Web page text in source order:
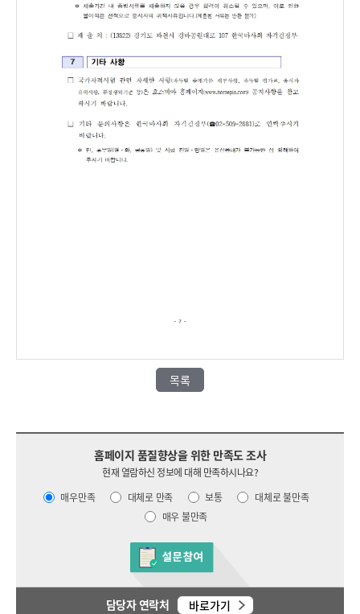
목록
홈페이지 품질향상을 위한 만족도 조사
현재 열람하신 정보에 대해 만족하시나요?
매우만족
대체로 만족 보통
대체로 불만족
매우 불만족
담당자 연락처 바로가기